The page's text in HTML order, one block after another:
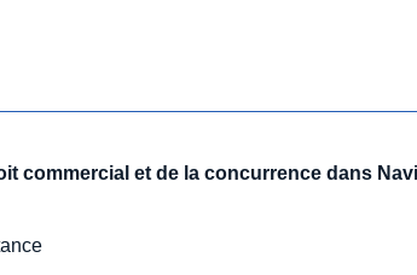
commercial et de la concurrence dans